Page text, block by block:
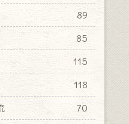
89
85
115
118
70